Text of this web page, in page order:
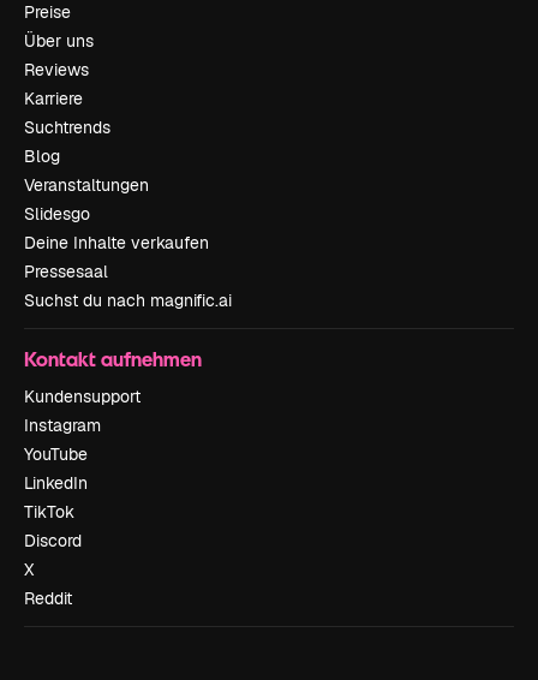
Preise
Über uns
Reviews
Karriere
Suchtrends
Blog
Veranstaltungen
Slidesgo
Deine Inhalte verkaufen
Pressesaal
Suchst du nach magnific.ai
Kontakt aufnehmen
Kundensupport
Instagram
YouTube
LinkedIn
TikTok
Discord
X
Reddit